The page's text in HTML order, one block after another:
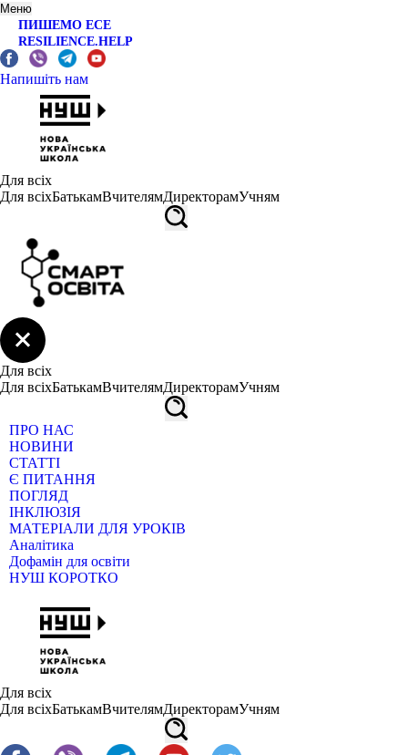
Меню
ПИШЕМО ЕСЕ
RESILIENCE.HELP
Напишіть нам
Для всіх
Для всіхБатькамВчителямДиректорамУчням
Для всіх
Для всіхБатькамВчителямДиректорамУчням
ПРО НАС
НОВИНИ
СТАТТІ
Є ПИТАННЯ
ПОГЛЯД
ІНКЛЮЗІЯ
МАТЕРІАЛИ ДЛЯ УРОКІВ
Аналітика
Дофамін для освіти
НУШ КОРОТКО
Для всіх
Для всіхБатькамВчителямДиректорамУчням